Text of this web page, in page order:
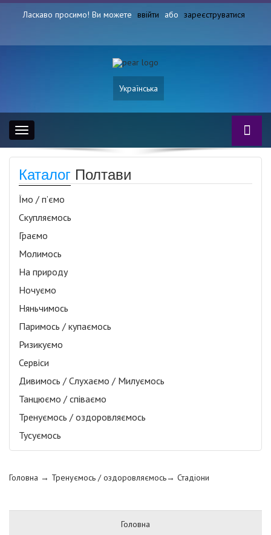
Ласкаво просимо! Ви можете ввійти або зареєструватися
Українська
Toggle
navigation
Каталог Полтави
Їмо / п’ємо
Скупляємось
Граємо
Молимось
На природу
Ночуємо
Няньчимось
Паримось / купаємось
Ризикуємо
Сервіси
Дивимось / Слухаємо / Милуємось
Танцюємо / співаємо
Тренуємось / оздоровляємось
Тусуємось
Головна → Тренуємось / оздоровляємось→ Стадіони
Головна